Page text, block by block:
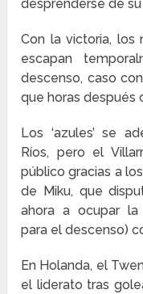
desprenderse de
Con la victoria, los
escapan
descenso, caso
que horas después
Los ‘azules’ se
Ríos, pero el
público gracias a
de Miku, que
ahora a ocupar la
para el descenso)
En Holanda, el
el liderato tras